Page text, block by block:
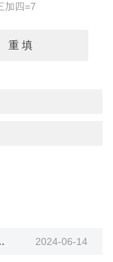
加四=7
的光照解决方案 2024-06-14